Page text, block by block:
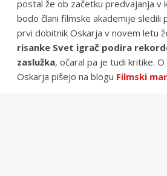
postal že ob začetku predvajanja v
bodo člani filmske akademije sledili
prvi dobitnik Oskarja v novem letu
risanke Svet igrač podira
zaslužka, očaral pa je tudi kritike.
Oskarja pišejo na blogu Filmski